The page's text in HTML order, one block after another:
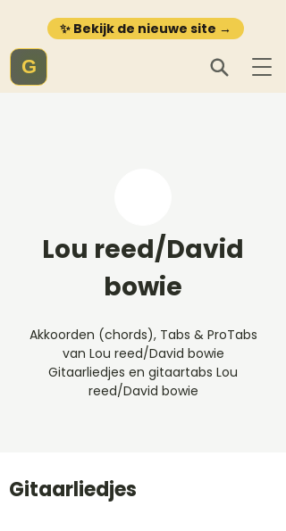
✨ Bekijk de nieuwe site →
G
Lou reed/David
bowie
Akkoorden (chords), Tabs & ProTabs
van Lou reed/David bowie
Gitaarliedjes en gitaartabs Lou
reed/David bowie
Gitaarliedjes